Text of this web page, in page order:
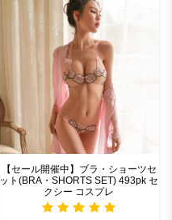
【セール開催中】ブラ・ショーツセ
ット(BRA・SHORTS SET) 493pk セ
クシー コスプレ